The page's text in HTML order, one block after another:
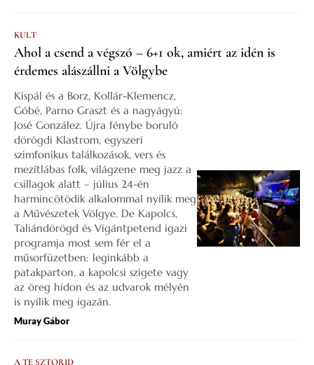
KULT
Ahol a csend a végszó – 6+1 ok, amiért az idén is
érdemes alászállni a Völgybe
Kispál és a Borz, Kollár-Klemencz,
Góbé, Parno Graszt és a nagyágyú:
José González. Újra fénybe boruló
dörögdi Klastrom, egyszeri
szimfonikus találkozások, vers és
mezítlábas folk, világzene meg jazz a
csillagok alatt – július 24-én
harmincötödik alkalommal nyílik meg
a Művészetek Völgye. De Kapolcs,
Taliándörögd és Vigántpetend igazi
programja most sem fér el a
műsorfüzetben: leginkább a
patakparton, a kapolcsi szigete vagy
az öreg hídon és az udvarok mélyén
is nyílik meg igazán.
Muray Gábor
A TE SZTORID